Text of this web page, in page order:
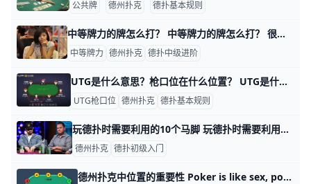
公共牌 德州扑克 德扑基本规则
中等牌力的牌怎么打？ 中等牌力的牌怎么打？ 很多玩家以前就学过在河牌圈该如何玩。他们知道应该用好牌进行价值下注，用中等牌（较好的牌）进行过牌，偶尔用差牌诈唬。拿好牌
中等牌力 德州扑克 德扑中级进阶
UTG是什么意思？枪口位在什么位置？ UTG是什么意思？枪口位在什么位置？ Under the Gun简称UTG，中文指的是“枪口位”。 UTG（枪口位）位于大盲位之后，是翻牌之前第一个行动的位置，
UTG枪口位 德州扑克 德扑基本规则
玩德扑时需要利用的10个马脚 玩德扑时需要利用的10个马脚 打德扑游戏时，我们应该仔细观察对手，观察他们有弱牌时怎么打，有强牌时怎么打，怎么说话，坐姿如何，看什么地方，怎么
德州扑克 德扑初级入门
德州扑克中位置的重要性 Poker is like sex, position is everthing！ 德州扑克中有一句话大家都非常清楚：位置就是一切。 先举个简单的例子： 考试成绩公布了。 UTG：“你考几分？” BT